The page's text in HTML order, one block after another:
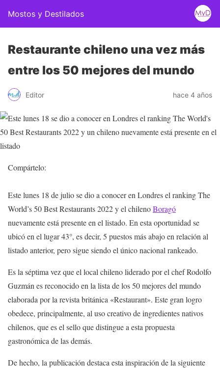
Mostos y Destilados
Restaurante chileno una vez más
entre los 50 mejores del mundo
Editor hace 4 años
Compártelo:
Este lunes 18 de julio se dio a conocer en Londres el ranking The
World’s 50 Best Restaurants 2022 y el chilenoBoragó
nuevamente está presente en el listado. En esta oportunidad se
ubicó en el lugar 43°, es decir, 5 puestos más abajo en relación al
listado anterior, pero sigue siendo el único nacional rankeado.
Es la séptima vez que el local chileno liderado por el chef Rodolfo
Guzmán es reconocido en la lista de los 50 mejores del mundo
elaborada por la revista británica «Restaurant». Este gran logro
obedece, principalmente, al uso creativo de ingredientes nativos
chilenos, que es el sello que distingue a esta propuesta
gastronómica de las demás.
De hecho, la publicación destaca esta inspiración de la siguiente